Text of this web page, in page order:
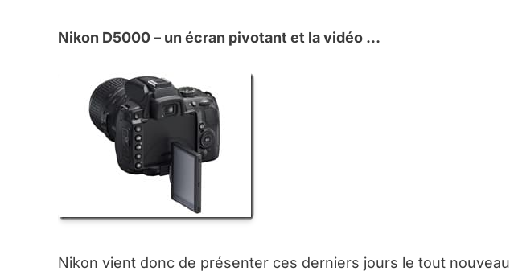
Nikon D5000 – un écran pivotant et la vidéo …
Nikon vient donc de présenter ces derniers jours le tout nouveau